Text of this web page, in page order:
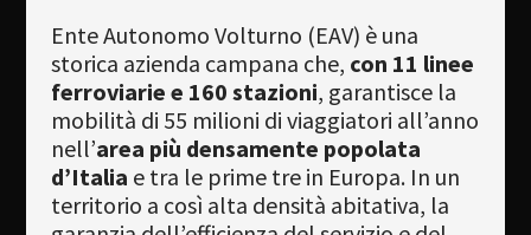
Ente Autonomo Volturno (EAV) è una
storica azienda campana che, con 11 linee
ferroviarie e 160 stazioni, garantisce la
mobilità di 55 milioni di viaggiatori all’anno
nell’area più densamente popolata
d’Italia e tra le prime tre in Europa. In un
territorio a così alta densità abitativa, la